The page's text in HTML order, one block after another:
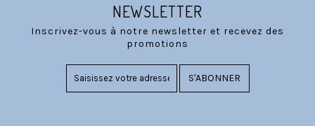
NEWSLETTER
Inscrivez-vous à notre newsletter et recevez des
promotions
S'ABONNER